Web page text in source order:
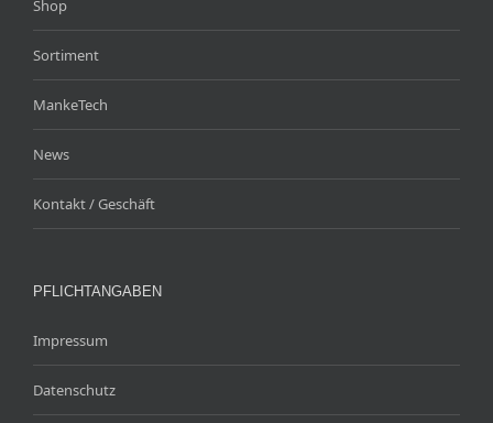
Shop
Sortiment
MankeTech
News
Kontakt / Geschäft
PFLICHTANGABEN
Impressum
Datenschutz